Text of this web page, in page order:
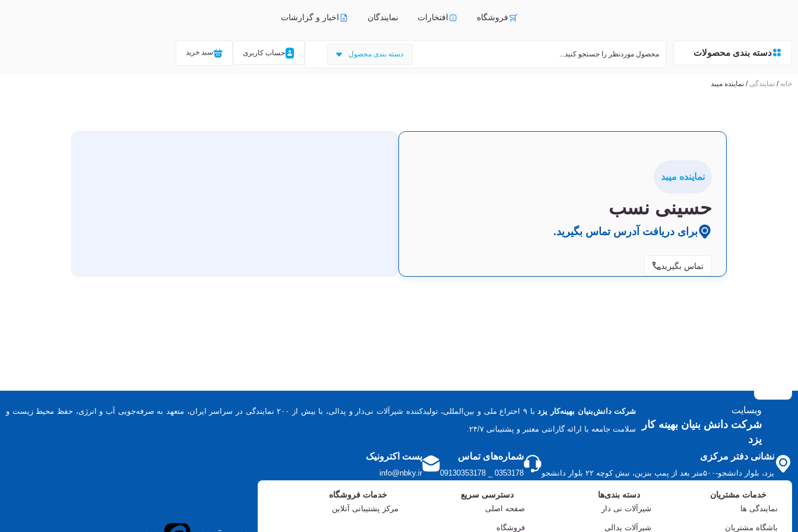
فروشگاه افتخارات نمایندگان اخبار و گزارشات
دسته بندی محصولات حساب کاربری سبد خرید
خانه / نمایندگی‌ / نماینده میبد
نماینده میبد
حسینی نسب
برای دریافت آدرس تماس بگیرید.
تماس بگیرید
وبسایت
شرکت دانش بنیان بهینه کار
یزد
شرکت دانش‌بنیان بهینه‌کار یزد
با ۹ اختراع ملی و بین‌المللی، تولیدکننده شیرآلات نی‌دار و پدالی، با بیش از ۲۰۰ نمایندگی در سراسر ایران، متعهد به صرفه‌جویی آب و انرژی، حفظ محیط زیست و
سلامت جامعه با ارائه گارانتی معتبر و پشتیبانی ۲۴/۷.
نشانی دفتر مرکزی
یزد، بلوار دانشجو-۵۰۰متر بعد از پمپ بنزین، نبش کوچه ۲۲ بلوار دانشجو
شماره‌های تماس
0353178 _ 09130353178
پست اکترونیک
info@nbky.ir
خدمات مشتریان
نمایندگی ها
باشگاه مشتریان
دسته بندی‌ها
شیرآلات نی دار
شیرآلات پدالی
دسترسی سریع
صفحه اصلی
فروشگاه
خدمات فروشگاه
مرکز پشتیبانی آنلاین